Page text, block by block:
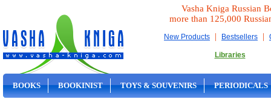
Vasha Kniga Russian
more than 125,000
New Products | Bestsellers |
Libraries
BOOKS BOOKINIST TOYS & SOUVENIRS PERIODICALS